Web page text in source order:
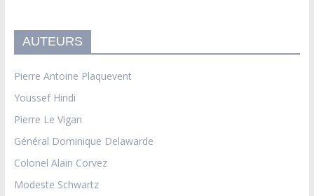
AUTEURS
Pierre Antoine Plaquevent
Youssef Hindi
Pierre Le Vigan
Général Dominique Delawarde
Colonel Alain Corvez
Modeste Schwartz